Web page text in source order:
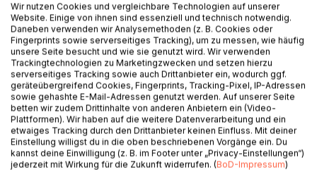
BESCHREIBUNG
"Das stille Wirken und mehr noch die Explosionen der
menschlichen Leidenschaft, die die dunkleren Elemente
der menschlichen Natur ans Licht bringen, stellen für den
philosophischen Beobachter Überlegungen von
intrinsischem Interesse dar; während für den Juristen das
Wir nutzen Cookies und vergleichbare Technologien auf unserer
Website. Einige von ihnen sind essenziell und technisch notwendig.
Daneben verwenden wir Analysemethoden (z. B. Cookies oder
Fingerprints sowie serverseitiges Tracking), um zu messen, wie häufig
unsere Seite besucht und wie sie genutzt wird. Wir verwenden
Trackingtechnologien zu Marketingzwecken und setzen hierzu
serverseitiges Tracking sowie auch Drittanbieter ein, wodurch ggf.
geräteübergreifend Cookies, Fingerprints, Tracking-Pixel, IP-Adressen
sowie gehashte E-Mail-Adressen genutzt werden. Auf unserer Seite
betten wir zudem Drittinhalte von anderen Anbietern ein (Video-
Plattformen). Wir haben auf die weitere Datenverarbeitung und ein
etwaiges Tracking durch den Drittanbieter keinen Einfluss. Mit deiner
Einstellung willigst du in die oben beschriebenen Vorgänge ein. Du
kannst deine Einwilligung (z. B. im Footer unter „Privacy-Einstellungen“)
jederzeit mit Wirkung für die Zukunft widerrufen. (BoD-Impressum)